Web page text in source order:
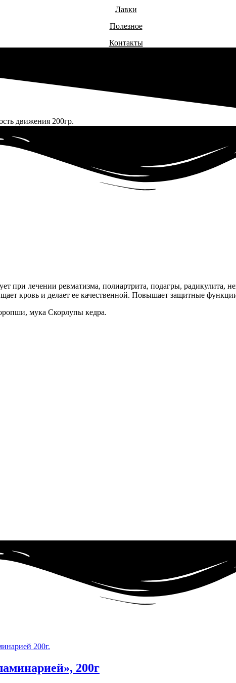
Лавки
Полезное
Контакты
движения 200гр.
при лечении ревматизма, полиартрита, подагры, радикулита,
кровь и делает ее качественной. Повышает защитные
мука Скорлупы кедра.
200г